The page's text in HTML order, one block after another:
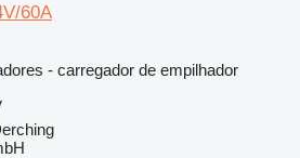
60A
- carregador de empilhador